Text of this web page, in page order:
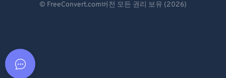
© FreeConvert.com버전 모든 권리 보유 (2026)